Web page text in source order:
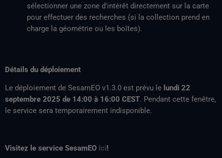
sélectionner une zone d'intérêt directement sur la carte
pour effectuer des recherches (si la collection prend en
charge la géométrie ou les boîtes).
Détails du déploiement
Le déploiement de SesamEO v1.3.0 est prévu le lundi 22
septembre 2025 de 14:00 à 16:00 CEST. Pendant cette fenêtre,
le service sera temporairement indisponible.
Visitez le service SesamEO ici!